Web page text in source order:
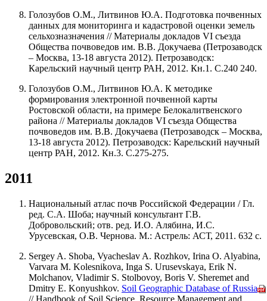
Голозубов О.М., Литвинов Ю.А. Подготовка почвенных
данных для мониторинга и кадастровой оценки земель
сельхозназначения // Материалы докладов VI съезда
Общества почвоведов им. В.В. Докучаева (Петрозаводск
– Москва, 13-18 августа 2012). Петрозаводск:
Карельский научный центр РАН, 2012. Кн.1. С.240 240.
Голозубов О.М., Литвинов Ю.А. К методике
формирования электронной почвенной карты
Ростовской области, на примере Белокалитвенского
района // Материалы докладов VI съезда Общества
почвоведов им. В.В. Докучаева (Петрозаводск – Москва,
13-18 августа 2012). Петрозаводск: Карельский научный
центр РАН, 2012. Кн.3. С.275-275.
2011
Национальный атлас почв Российской Федерации / Гл.
ред. С.А. Шоба; научный консультант Г.В.
Добровольский; отв. ред. И.О. Алябина, И.С.
Урусевская, О.В. Чернова. М.: Астрель: АСТ, 2011. 632 с.
Sergey A. Shoba, Vyacheslav A. Rozhkov, Irina O. Alyabina,
Varvara M. Kolesnikova, Inga S. Urusevskaya, Erik N.
Molchanov, Vladimir S. Stolbovoy, Boris V. Sheremet and
Dmitry E. Konyushkov. Soil Geographic Database of Russia
// Handbook of Soil Science. Resource Management and